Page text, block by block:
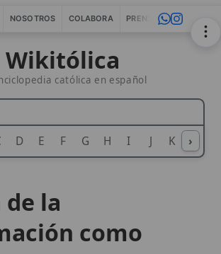
NOSOTROS COLABORA PRENSA WEBMASTERS
Wikitólica
católica en español
D E F G H I J K L M
›
como
sacramento